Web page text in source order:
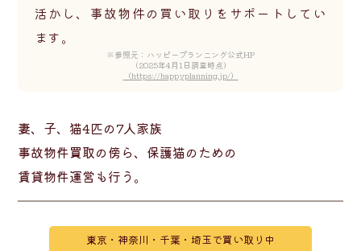
活かし、 事故物件の買い取りをサポートしてい
ます。
※参照元：ハッピープランニング公式HP
（2025年4月1日調査時点）
（https://happyplanning.jp/）
妻、子、猫4匹の7人家族
事故物件買取の傍ら、保護猫のための
賃貸物件運営も行う。
東京・神奈川・千葉・埼玉で買い取り中